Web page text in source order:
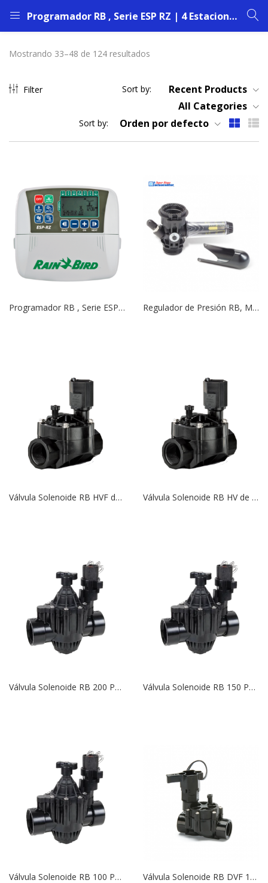
Programador RB , Serie ESP RZ | 4 Estaciones | Instalación en Interior
Mostrando 33–48 de 124 resultados
Filter Sort by:
Recent Products
All Categories
Sort by: Orden por defecto
Programador RB , Serie ESP RZ | 4 Estaciones | Instalación en Interior Regulador de Presión RB, Modelo PRS Dial
Válvula Solenoide RB HVF de 1″ | 24V BSP C/CF Válvula Solenoide RB HV de 1″ | 24V BSP S/CF
Válvula Solenoide RB 200 PGA de 2″ | 24V C/CF Válvula Solenoide RB 150 PGA de 1,5″ | 24V C/CF
Válvula Solenoide RB 100 PGA de 1″ | 24V C/CF Válvula Solenoide RB DVF 1″ | 24 V | Hilo BSP | C/CF (Con Control de Caudal)